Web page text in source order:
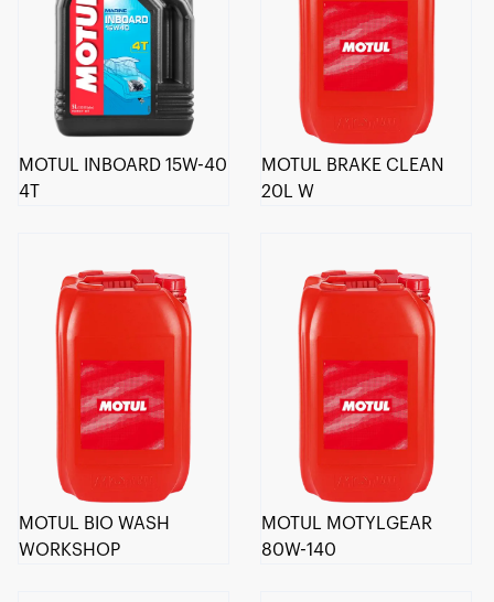
MOTUL INBOARD 15W-40
4T
MOTUL BRAKE CLEAN
20L W
MOTUL BIO WASH
WORKSHOP
MOTUL MOTYLGEAR
80W-140